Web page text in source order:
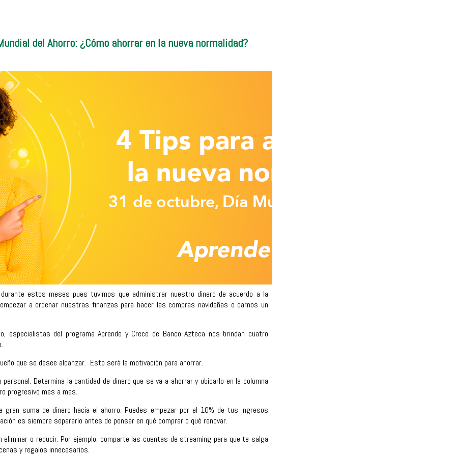
del Ahorro: ¿Cómo ahorrar en la nueva normalidad?
estos meses pues tuvimos que administrar nuestro dinero de acuerdo a la
a ordenar nuestras finanzas para hacer las compras navideñas o darnos un
especialistas del programa Aprende y Crece de Banco Azteca nos brindan cuatro
que se desee alcanzar. Esto será la motivación para ahorrar.
Determina la cantidad de dinero que se va a ahorrar y ubicarlo en la columna
progresivo mes a mes.
suma de dinero hacia el ahorro. Puedes empezar por el 10% de tus ingresos
es siempre separarlo antes de pensar en qué comprar o qué renovar.
o reducir. Por ejemplo, comparte las cuentas de streaming para que te salga
y regalos innecesarios.